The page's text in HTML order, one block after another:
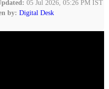
05 Jul 2026, 05:26 PM IST
by: Digital Desk